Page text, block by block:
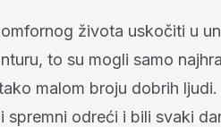
života uskočiti u
to su mogli samo
malom broju dobrih
spremni odreći i bili svaki